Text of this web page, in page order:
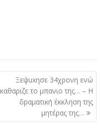
Ξεψuxησε 34χρονη ενώ
καθαριζε το μπανιο της… – Η
δpαματική έκκληση της
μητέρας της…